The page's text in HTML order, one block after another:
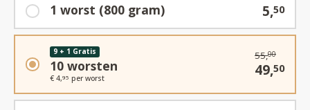
1 worst (800 gram) 5,50
9 + 1 Gratis
10 worsten
€ 4,95 per worst
55,00
49,50